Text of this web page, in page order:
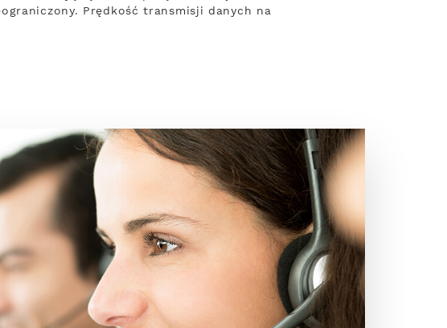
Prędkość transmisji danych na